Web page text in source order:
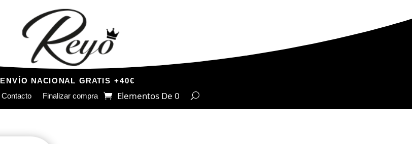
ENVÍO NACIONAL GRATIS +40€
Contacto Finalizar compra Elementos De 0